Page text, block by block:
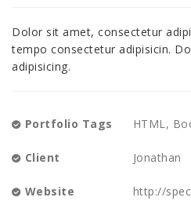
Dolor sit amet, consectetur
tempo consectetur adipisicin.
adipisicing.
Portfolio Tags HTML,
Client Jonathan
Website http://